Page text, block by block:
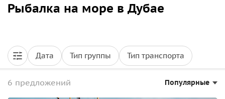
Рыбалка на море в Дубае
Дата Тип группы Тип транспорта
6 предложений Популярные